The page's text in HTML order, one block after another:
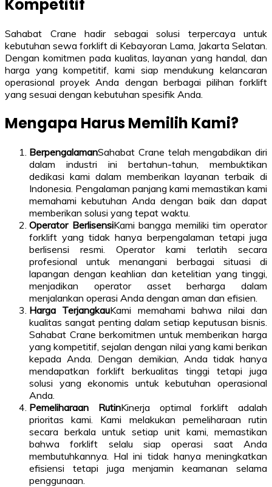
Kompetitif
Sahabat Crane hadir sebagai solusi terpercaya untuk
kebutuhan sewa forklift di Kebayoran Lama, Jakarta Selatan.
Dengan komitmen pada kualitas, layanan yang handal, dan
harga yang kompetitif, kami siap mendukung kelancaran
operasional proyek Anda dengan berbagai pilihan forklift
yang sesuai dengan kebutuhan spesifik Anda.
Mengapa Harus Memilih Kami?
BerpengalamanSahabat Crane telah mengabdikan diri
dalam industri ini bertahun-tahun, membuktikan
dedikasi kami dalam memberikan layanan terbaik di
Indonesia. Pengalaman panjang kami memastikan kami
memahami kebutuhan Anda dengan baik dan dapat
memberikan solusi yang tepat waktu.
Operator BerlisensiKami bangga memiliki tim operator
forklift yang tidak hanya berpengalaman tetapi juga
berlisensi resmi. Operator kami terlatih secara
profesional untuk menangani berbagai situasi di
lapangan dengan keahlian dan ketelitian yang tinggi,
menjadikan operator asset berharga dalam
menjalankan operasi Anda dengan aman dan efisien.
Harga TerjangkauKami memahami bahwa nilai dan
kualitas sangat penting dalam setiap keputusan bisnis.
Sahabat Crane berkomitmen untuk memberikan harga
yang kompetitif, sejalan dengan nilai yang kami berikan
kepada Anda. Dengan demikian, Anda tidak hanya
mendapatkan forklift berkualitas tinggi tetapi juga
solusi yang ekonomis untuk kebutuhan operasional
Anda.
Pemeliharaan RutinKinerja optimal forklift adalah
prioritas kami. Kami melakukan pemeliharaan rutin
secara berkala untuk setiap unit kami, memastikan
bahwa forklift selalu siap operasi saat Anda
membutuhkannya. Hal ini tidak hanya meningkatkan
efisiensi tetapi juga menjamin keamanan selama
penggunaan.